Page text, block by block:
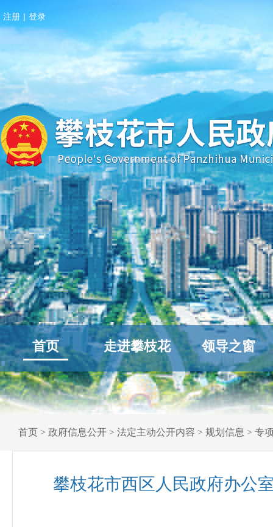
注册 | 登录
首页 走进攀枝花 领导之窗
首页 > 政府信息公开 > 法定主动公开内容 > 规划信息 > 专
攀枝花市西区人民政府办公